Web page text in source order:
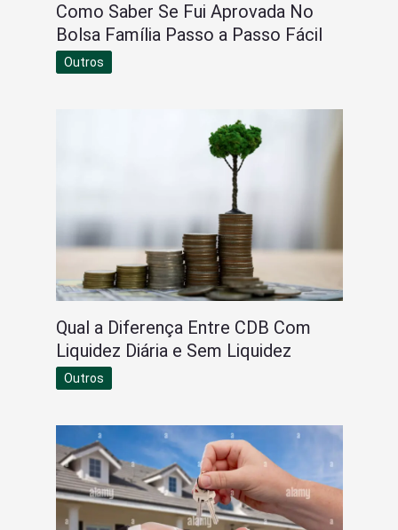
Como Saber Se Fui Aprovada No
Bolsa Família Passo a Passo Fácil
Outros
Qual a Diferença Entre CDB Com
Liquidez Diária e Sem Liquidez
Outros